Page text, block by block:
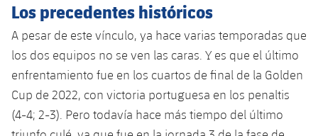
Los precedentes históricos
A pesar de este vínculo, ya hace varias temporadas que
los dos equipos no se ven las caras. Y es que el último
enfrentamiento fue en los cuartos de final de la Golden
Cup de 2022, con victoria portuguesa en los penaltis
(4-4; 2-3). Pero todavía hace más tiempo del último